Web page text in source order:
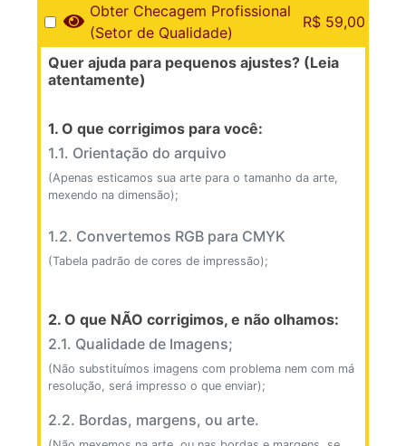
Obter Checagem Profissional
(Setor de Qualidade)
R$ 59,00
Quer ajuda para pequenos ajustes? (Leia
atentamente)
1. O que corrigimos para você:
1.1. Orientação do arquivo
(Apenas esticamos sua arte para o tamanho da arte,
mexendo na dimensão);
1.2. Convertemos RGB para CMYK
(Tabela padrão de cores de impressão);
2. O que NÃO corrigimos, e não olhamos:
2.1. Qualidade de Imagens;
(Não substituímos imagens com problema nem com má
resolução, será impresso o que enviar);
2.2. Bordas, margens, ou arte.